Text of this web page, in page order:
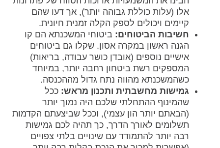
אלו (עלות כוללת גבוהה יותר), אך דעו שהם
קיימים ויכולים לספק הקלה זמנית חיונית.
חשיבות הביטוחים: ביטוחי המשכנתא הם קו
הגנה ראשון במקרה אסון. שקלו גם ביטוחים
אישיים נוספים (אובדן כושר עבודה, בריאות)
המספקים רשת ביטחון רחבה יותר, במיוחד
כשהמשכנתא מהווה נתח גדול מההכנסה.
גמישות מחשבתית ותכנון מראש: ככל
שהמינוף ההתחלתי שלכם היה נמוך יותר
(הבאתם יותר הון עצמי), וככל שביצעתם הקדמות
תשלומים לאורך הדרך, כך תהיה לכם גמישות
רבה יותר להתמודד עם שינויים בלתי צפויים